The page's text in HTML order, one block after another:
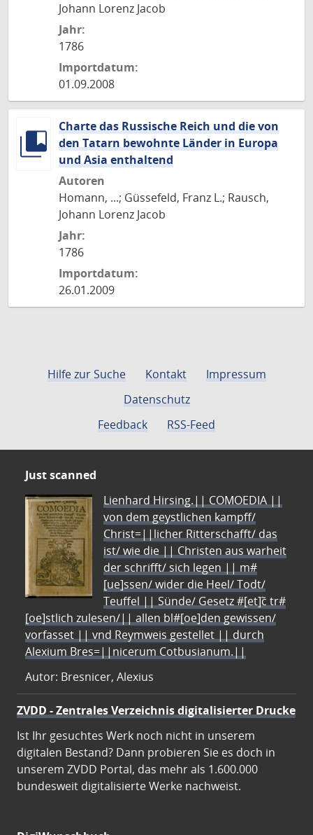
Johann Lorenz Jacob
Jahr:
1786
Importdatum:
01.09.2008
Charte das Russische Reich und die von
den Tatarn bewohnte Länder in Europa
und Asia enthaltend
Autoren
Homann, ...; Güssefeld, Franz L.; Rausch,
Johann Lorenz Jacob
Jahr:
1786
Importdatum:
26.01.2009
Hilfe zur Suche Kontakt
Impressum
Datenschutz
Feedback
RSS-Feed
Just scanned
Lienhard Hirsing.|| COMOEDIA ||
von dem geystlichen kampff/
Christ=||licher Ritterschafft/ das
ist/ wie die || Christen aus warheit
der schrifft/ sich legen || m#
[ue]ssen/ wider die Heel/ Todt/
Teuffel || Sünde/ Gesetz #[et]c̃ tr#
[oe]stlich zulesen/|| allen bl#[oe]den gewissen/
vorfasset || vnd Reymweis gestellet || durch
Alexium Bres=||nicerum Cotbusianum.||
Autor: Bresnicer, Alexius
ZVDD - Zentrales Verzeichnis digitalisierter Drucke
Ist Ihr gesuchtes Werk noch nicht in unserem
digitalen Bestand? Dann probieren Sie es doch in
unserem ZVDD Portal, das mehr als 1.600.000
bundesweit digitalisierte Werke nachweist.